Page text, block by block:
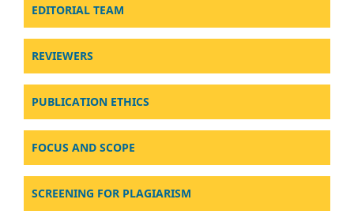
EDITORIAL TEAM
REVIEWERS
PUBLICATION ETHICS
FOCUS AND SCOPE
SCREENING FOR PLAGIARISM